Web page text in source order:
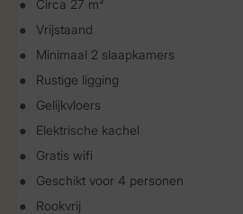
Circa 27 m²
Vrijstaand
Minimaal 2 slaapkamers
Rustige ligging
Gelijkvloers
Elektrische kachel
Gratis wifi
Geschikt voor 4 personen
Rookvrij